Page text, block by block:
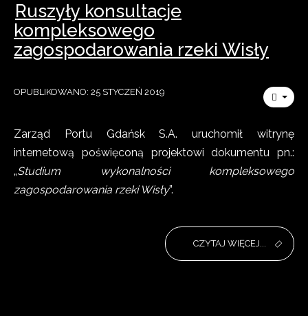
Ruszyły konsultacje
kompleksowego
zagospodarowania rzeki Wisły
OPUBLIKOWANO: 25 STYCZEŃ 2019
Zarząd Portu Gdańsk S.A. uruchomił witrynę
internetową poświęconą projektowi dokumentu pn.:
„Studium wykonalności kompleksowego
zagospodarowania rzeki Wisły”.
CZYTAJ WIĘCEJ...